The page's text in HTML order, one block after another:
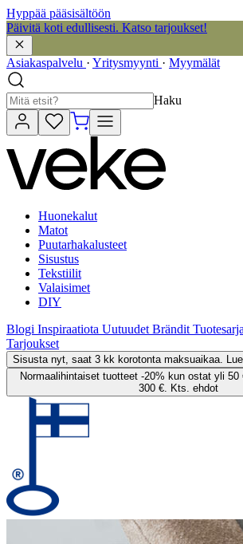
Hyppää pääsisältöön
Päivitä koti edullisesti. Katso tarjoukset!
Asiakaspalvelu · Yritysmyynti · Myymälät
Haku
Huonekalut
Matot
Puutarhakalusteet
Sisustus
Tekstiilit
Valaisimet
DIY
Blogi Inspiraatiota Uutuudet Brändit
Tarjoukset
Sisusta nyt, saat 3 kk korotonta maksuaikaa.
Normaalihintaiset tuotteet -20% kun ostat yli
300 €. Kts. ehdot